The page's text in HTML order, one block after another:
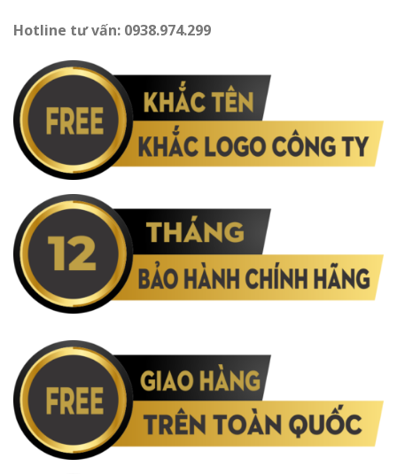
Hotline tư vấn: 0938.974.299